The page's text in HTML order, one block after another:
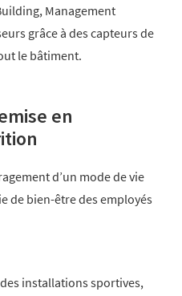
Management
grâce à des capteurs de
le bâtiment.
en
d’un mode de vie
de bien-être des employés
installations sportives,